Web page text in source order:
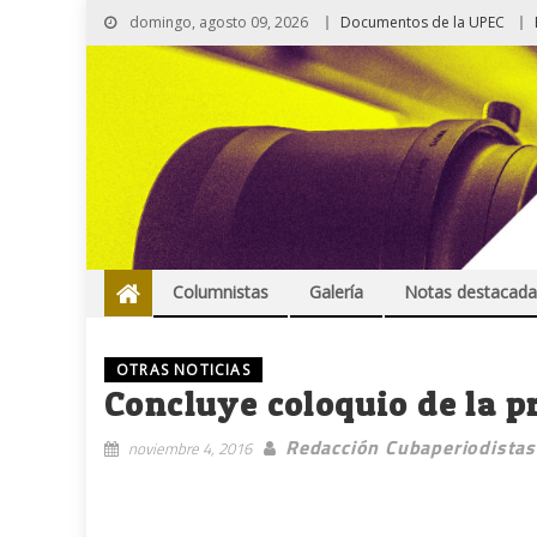
domingo, agosto 09, 2026 Documentos de la UPEC
Columnistas Galería Notas
OTRAS NOTICIAS
Concluye coloquio de la
noviembre 4, 2016 Redacción Cubaperiodistas